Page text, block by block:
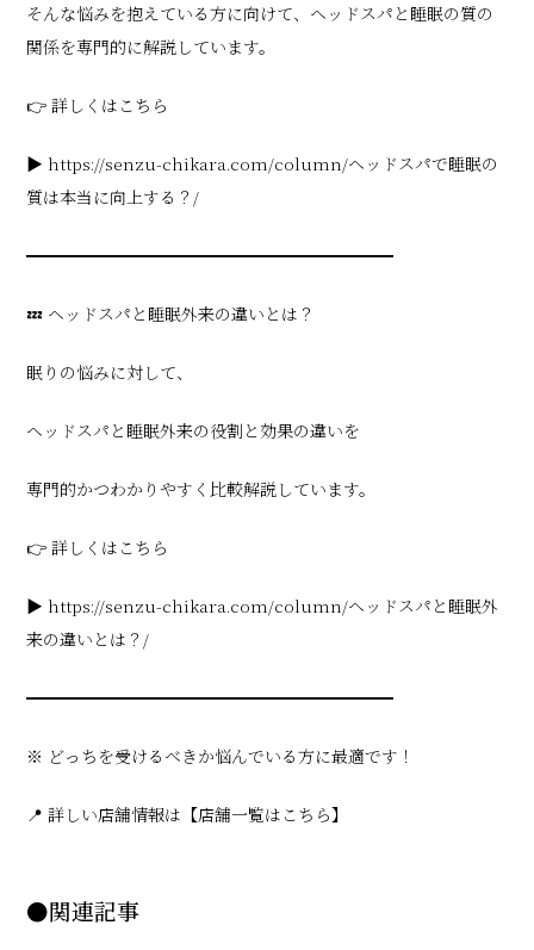
そんな悩みを抱えている方に向けて、ヘッドスパと睡眠の質の
関係を専門的に解説しています。
👉 詳しくはこちら
▶ https://senzu-chikara.com/column/ヘッドスパで睡眠の
質は本当に向上する？/
━━━━━━━━━━━━━━━━━━━━━━
💤 ヘッドスパと睡眠外来の違いとは？
眠りの悩みに対して、
ヘッドスパと睡眠外来の役割と効果の違いを
専門的かつわかりやすく比較解説しています。
👉 詳しくはこちら
▶ https://senzu-chikara.com/column/ヘッドスパと睡眠外
来の違いとは？/
━━━━━━━━━━━━━━━━━━━━━━
※ どっちを受けるべきか悩んでいる方に最適です！
📍 詳しい店舗情報は【店舗一覧はこちら】
●関連記事